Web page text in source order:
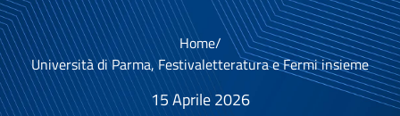
Home/
Università di Parma, Festivaletteratura e Fermi insieme
15 Aprile 2026